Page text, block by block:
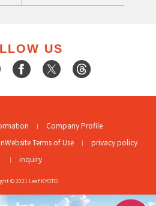
US
Company Profile
Website Terms of Use
privacy policy
inquiry
© 2021 Leaf KYOTO.